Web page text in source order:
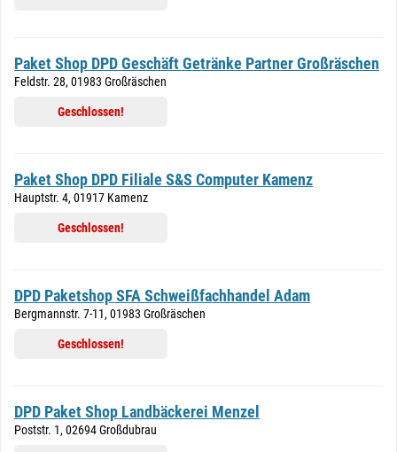
Paket Shop DPD Geschäft Getränke Partner Großräschen
Feldstr. 28, 01983 Großräschen
Geschlossen!
Paket Shop DPD Filiale S&S Computer Kamenz
Hauptstr. 4, 01917 Kamenz
Geschlossen!
DPD Paketshop SFA Schweißfachhandel Adam
Bergmannstr. 7-11, 01983 Großräschen
Geschlossen!
DPD Paket Shop Landbäckerei Menzel
Poststr. 1, 02694 Großdubrau